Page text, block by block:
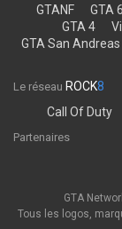
GTANF GTA 6
GTA 4
GTA San Andreas
Le réseau ROCK8
Call Of Duty
Partenaires
GTA
Tous les logos,